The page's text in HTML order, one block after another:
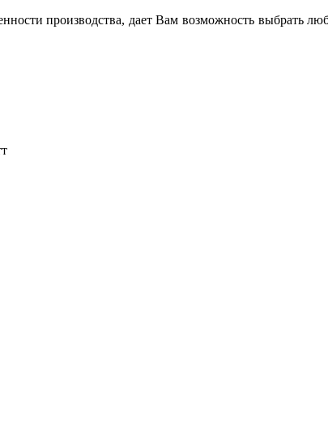
производства, дает Вам возможность выбрать